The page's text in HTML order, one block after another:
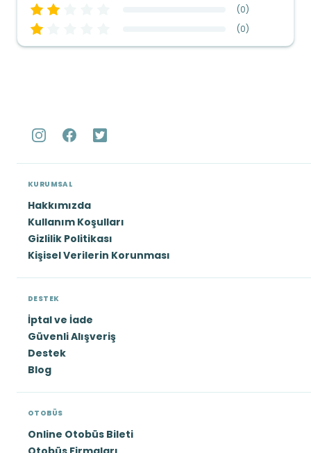
(0)
(0)
KURUMSAL
Hakkımızda
Kullanım Koşulları
Gizlilik Politikası
Kişisel Verilerin Korunması
DESTEK
İptal ve İade
Güvenli Alışveriş
Destek
Blog
OTOBÜS
Online Otobüs Bileti